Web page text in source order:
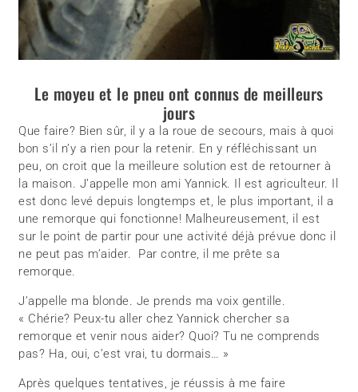
Le moyeu et le pneu ont connus de meilleurs
jours
Que faire? Bien sûr, il y a la roue de secours, mais à quoi
bon s’il n’y a rien pour la retenir. En y réfléchissant un
peu, on croit que la meilleure solution est de retourner à
la maison. J’appelle mon ami Yannick. Il est agriculteur. Il
est donc levé depuis longtemps et, le plus important, il a
une remorque qui fonctionne! Malheureusement, il est
sur le point de partir pour une activité déjà prévue donc il
ne peut pas m’aider. Par contre, il me prête sa
remorque.
J’appelle ma blonde. Je prends ma voix gentille.
« Chérie? Peux-tu aller chez Yannick chercher sa
remorque et venir nous aider? Quoi? Tu ne comprends
pas? Ha, oui, c’est vrai, tu dormais… »
Après quelques tentatives, je réussis à me faire